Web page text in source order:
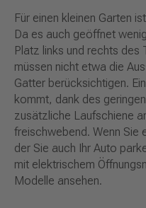
Für einen kleinen Garten
Da es auch geöffnet
Platz links und rechts des
müssen nicht etwa die
Gatter berücksichtigen.
kommt, dank des
zusätzliche Laufschiene
freischwebend. Wenn Sie
der Sie auch Ihr Auto
mit elektrischem
Modelle ansehen.